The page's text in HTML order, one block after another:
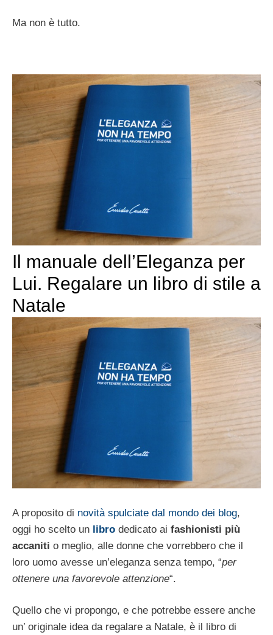
Ma non è tutto.
Il manuale dell’Eleganza per
Lui. Regalare un libro di stile a
Natale
A proposito di novità spulciate dal mondo dei blog,
oggi ho scelto un libro dedicato ai fashionisti più
accaniti o meglio, alle donne che vorrebbero che il
loro uomo avesse un’eleganza senza tempo, “per
ottenere una favorevole attenzione“.
Quello che vi propongo, e che potrebbe essere anche
un’ originale idea da regalare a Natale, è il libro di